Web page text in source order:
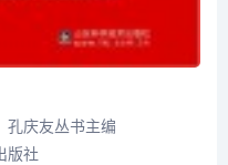
孔庆友丛书主编
版社